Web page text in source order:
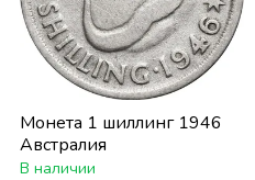
Монета 1 шиллинг 1946
Австралия
В наличии